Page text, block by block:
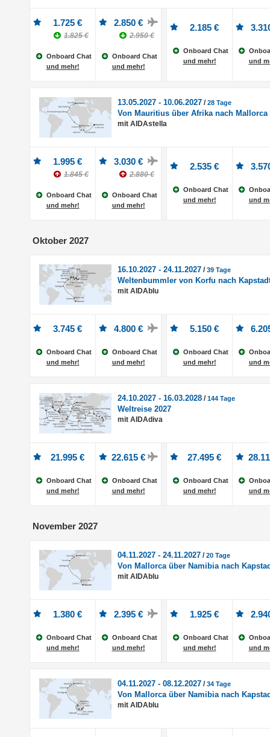
1.725 €
1.825 €
Onboard Chat
und mehr!
2.850 €
2.950 €
Onboard Chat
und mehr!
2.185 €
Onboard Chat
und mehr!
und
13.05.2027 - 10.06.2027 /28 Tage
Von Mauritius über Afrika nach Mallorca
mit AIDAstella
1.995 €
1.845 €
Onboard Chat
und mehr!
3.030 €
2.880 €
Onboard Chat
und mehr!
2.535 €
Onboard Chat
und mehr!
und
Oktober 2027
16.10.2027 - 24.11.2027 /39 Tage
Weltenbummler von Korfu nach
mit AIDAblu
3.745 €
Onboard Chat
und mehr!
4.800 €
Onboard Chat
und mehr!
5.150 €
Onboard Chat
und mehr!
und
24.10.2027 - 16.03.2028 /144 Tage
Weltreise 2027
mit AIDAdiva
21.995 €
Onboard Chat
und mehr!
22.615 €
Onboard Chat
und mehr!
27.495 €
Onboard Chat
und mehr!
und
November 2027
04.11.2027 - 24.11.2027 /20 Tage
Von Mallorca über Namibia nach
mit AIDAblu
1.380 €
Onboard Chat
und mehr!
2.395 €
Onboard Chat
und mehr!
1.925 €
Onboard Chat
und mehr!
und
04.11.2027 - 08.12.2027 /34 Tage
Von Mallorca über Namibia nach
mit AIDAblu